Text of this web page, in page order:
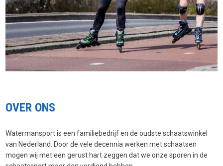
OVER ONS
Watermansport is een familiebedrijf en de oudste schaatswinkel
van Nederland. Door de vele decennia werken met schaatsen
mogen wij met een gerust hart zeggen dat we onze sporen in de